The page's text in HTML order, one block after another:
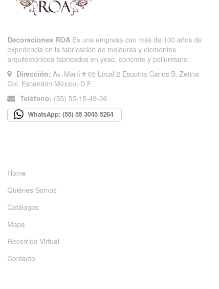
Decoraciones ROA Es una empresa con más de 100 años de
experiencia en la fabricación de molduras y elementos
arquitectónicos fabricados en yeso, concreto y poliuretano.
Dirección: Av. Martí # 65 Local 2 Esquina Carlos B. Zetina
Col. Escandón México, D.F
Teléfono: (55) 55-15-49-06
WhatsApp: (55) 55 3045 5264
Home
Quiénes Somos
Catálogos
Mapa
Recorrido Virtual
Contacto